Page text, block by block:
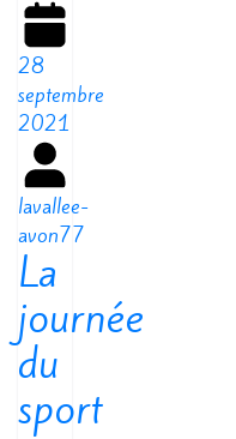
28
septembre
2021
lavallee-
avon77
La
journée
du
sport